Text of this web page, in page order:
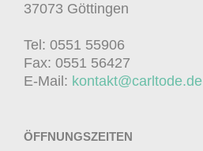
37073 Göttingen
Tel: 0551 55906
Fax: 0551 56427
E-Mail: kontakt@carltode.de
ÖFFNUNGSZEITEN